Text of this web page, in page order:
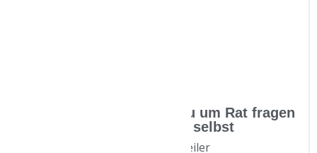
Der erste Mensch, den du um Rat fragen
solltest, bist du selbst
Laura Malina Seiler